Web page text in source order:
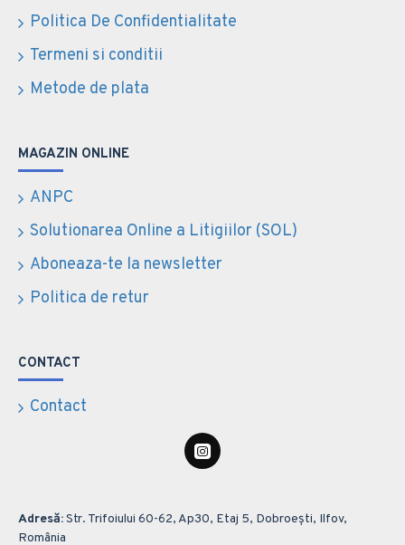
Politica De Confidentialitate
Termeni si conditii
Metode de plata
MAGAZIN ONLINE
ANPC
Solutionarea Online a Litigiilor (SOL)
Aboneaza-te la newsletter
Politica de retur
CONTACT
Contact
Adresă:Str. Trifoiului 60-62, Ap30, Etaj 5, Dobroești, Ilfov,
România